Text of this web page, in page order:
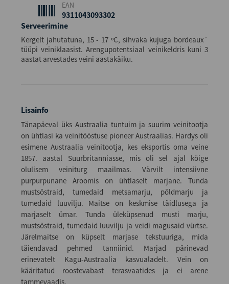
EAN
9311043093302
Serveerimine
Kergelt jahutatuna, 15 - 17 ºC, sihvaka kujuga bordeaux´
tüüpi veiniklaasist. Arengupotentsiaal veinikeldris kuni 3
aastat arvestades veini aastakäiku.
Lisainfo
Tänapäeval üks Austraalia tuntuim ja suurim veinitootja
on ühtlasi ka veinitööstuse pioneer Austraalias. Hardys oli
esimene Austraalia veinitootja, kes eksportis oma veine
1857. aastal Suurbritanniasse, mis oli sel ajal kõige
olulisem veiniturg maailmas. Värvilt intensiivne
purpurpunane Aroomis on ühtlaselt marjane. Tunda
mustsõstraid, tumedaid metsamarju, põldmarju ja
tumedaid luuvilju. Maitse on keskmise täidlusega ja
marjaselt ümar. Tunda üleküpsenud musti marju,
mustsõstraid, tumedaid luuvilju ja veidi magusaid vürtse.
Järelmaitse on küpselt marjase tekstuuriga, mida
täiendavad pehmed tanniinid. Marjad pärinevad
erinevatelt Kagu-Austraalia kasvualadelt. Vein on
kääritatud roostevabast terasvaatides ja ei arene
tammevaadis.